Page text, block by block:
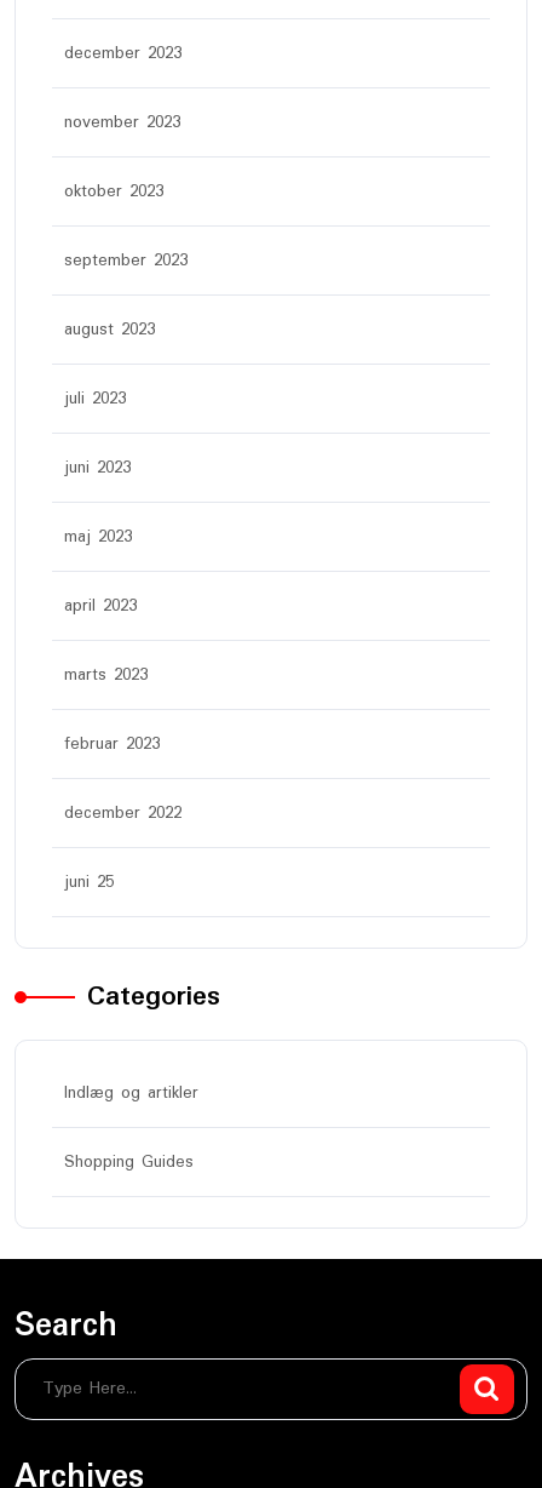
december 2023
november 2023
oktober 2023
september 2023
august 2023
juli 2023
juni 2023
maj 2023
april 2023
marts 2023
februar 2023
december 2022
juni 25
Categories
Indlæg og artikler
Shopping Guides
Search